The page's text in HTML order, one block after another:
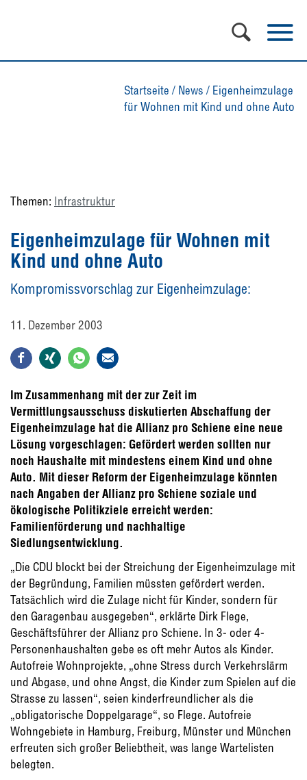
Startseite / News / Eigenheimzulage
für Wohnen mit Kind und ohne Auto
Themen: Infrastruktur
Eigenheimzulage für Wohnen mit
Kind und ohne Auto
Kompromissvorschlag zur Eigenheimzulage:
11. Dezember 2003
Im Zusammenhang mit der zur Zeit im
Vermittlungsausschuss diskutierten Abschaffung der
Eigenheimzulage hat die Allianz pro Schiene eine neue
Lösung vorgeschlagen: Gefördert werden sollten nur
noch Haushalte mit mindestens einem Kind und ohne
Auto. Mit dieser Reform der Eigenheimzulage könnten
nach Angaben der Allianz pro Schiene soziale und
ökologische Politikziele erreicht werden:
Familienförderung und nachhaltige
Siedlungsentwicklung.
„Die CDU blockt bei der Streichung der Eigenheimzulage mit
der Begründung, Familien müssten gefördert werden.
Tatsächlich wird die Zulage nicht für Kinder, sondern für
den Garagenbau ausgegeben“, erklärte Dirk Flege,
Geschäftsführer der Allianz pro Schiene. In 3- oder 4-
Personenhaushalten gebe es oft mehr Autos als Kinder.
Autofreie Wohnprojekte, „ohne Stress durch Verkehrslärm
und Abgase, und ohne Angst, die Kinder zum Spielen auf die
Strasse zu lassen“, seien kinderfreundlicher als die
„obligatorische Doppelgarage“, so Flege. Autofreie
Wohngebiete in Hamburg, Freiburg, Münster und München
erfreuten sich großer Beliebtheit, was lange Wartelisten
belegten.